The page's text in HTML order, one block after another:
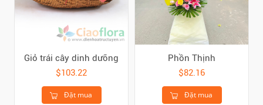
Giỏ trái cây dinh dưỡng
$103.22
Đặt mua
Phồn Thịnh
$82.16
Đặt mua